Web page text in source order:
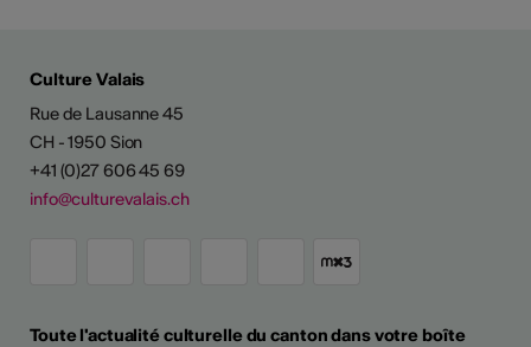
Culture Valais
Rue de Lausanne 45
CH - 1950 Sion
+41 (0)27 606 45 69
info@culturevalais.ch
Toute l'actualité culturelle du canton dans votre boîte